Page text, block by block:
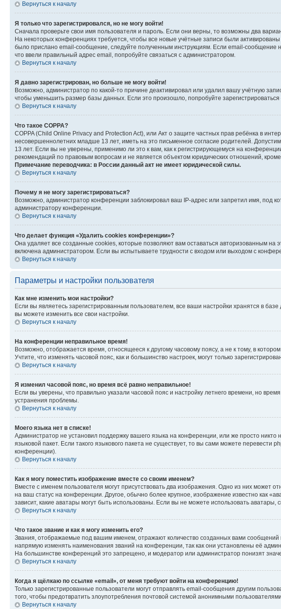
Вернуться к началу
Я только что зарегистрировался, но не могу войти!
Сначала проверьте свои имя пользователя и пароль. Если они верны, то возможны два
На некоторых конференциях требуется, чтобы все новые учётные записи были
было прислано email-сообщение, следуйте полученным инструкциям. Если email-
что ввели правильный адрес email, попробуйте связаться с администратором.
Вернуться к началу
Я давно зарегистрирован, но больше не могу войти!
Возможно, администратор по какой-то причине деактивировал или удалил вашу учётную
чтобы уменьшить размер базы данных. Если это произошло, попробуйте зарегистрироваться
Вернуться к началу
Что такое COPPA?
COPPA (Child Online Privacy and Protection Act), или Акт о защите частных прав ребёнка в
несовершеннолетних младше 13 лет, иметь на это письменное согласие родителей.
13 лет. Если вы не уверены, применимо ли это к вам, как к регистрирующемуся на
рекомендаций по правовым вопросам и не является объектом юридических отношений,
Примечание переводчика: в России данный акт не имеет юридической силы.
Вернуться к началу
Почему я не могу зарегистрироваться?
Возможно, администратор конференции заблокировал ваш IP-адрес или запретил имя, под
администратору конференции.
Вернуться к началу
Что делает функция «Удалить cookies конференции»?
Она удаляет все созданные cookies, которые позволяют вам оставаться авторизованным
включена администратором. Если вы испытываете трудности с входом или выходом с
Вернуться к началу
Параметры и настройки пользователя
Как мне изменить мои настройки?
Если вы являетесь зарегистрированным пользователем, все ваши настройки хранятся в
вы можете изменить все свои настройки.
Вернуться к началу
На конференции неправильное время!
Возможно, отображается время, относящееся к другому часовому поясу, а не к тому, в
Учтите, что изменять часовой пояс, как и большинство настроек, могут только
Вернуться к началу
Я изменил часовой пояс, но время всё равно неправильное!
Если вы уверены, что правильно указали часовой пояс и настройку летнего времени, но
устранения проблемы.
Вернуться к началу
Моего языка нет в списке!
Администратор не установил поддержку вашего языка на конференции, или же просто
языковой пакет. Если такого языкового пакета не существует, то вы сами можете
конференции).
Вернуться к началу
Как я могу поместить изображение вместе со своим именем?
Вместе с именем пользователя могут присутствовать два изображения. Одно из них может
на ваш статус на конференции. Другое, обычно более крупное, изображение известно как
зависит, какие аватары могут быть использованы. Если вы не можете использовать
Вернуться к началу
Что такое звание и как я могу изменить его?
Звания, отображаемые под вашим именем, отражают количество созданных вами
напрямую изменять наименования званий на конференции, так как они установлены её
На большинстве конференций это запрещено, и модератор или администратор понизят
Вернуться к началу
Когда я щёлкаю по ссылке «email», от меня требуют войти на конференцию!
Только зарегистрированные пользователи могут отправлять email-сообщения другим
того, чтобы предотвратить злоупотребления почтовой системой анонимными
Вернуться к началу